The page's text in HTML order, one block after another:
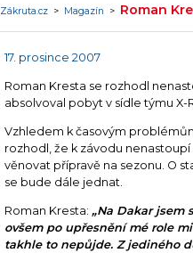
Zákruta.cz > Magazín > Roman
17. prosince 2007
Roman Kresta se rozhodl
absolvoval pobyt v sídle týmu
Vzhledem k časovým
rozhodl, že k závodu
věnovat přípravě na sezonu. O
se bude dále jednat.
Roman Kresta: „Na Dakar jsem
ovšem po upřesnění mé role
takhle to nepůjde. Z jediného